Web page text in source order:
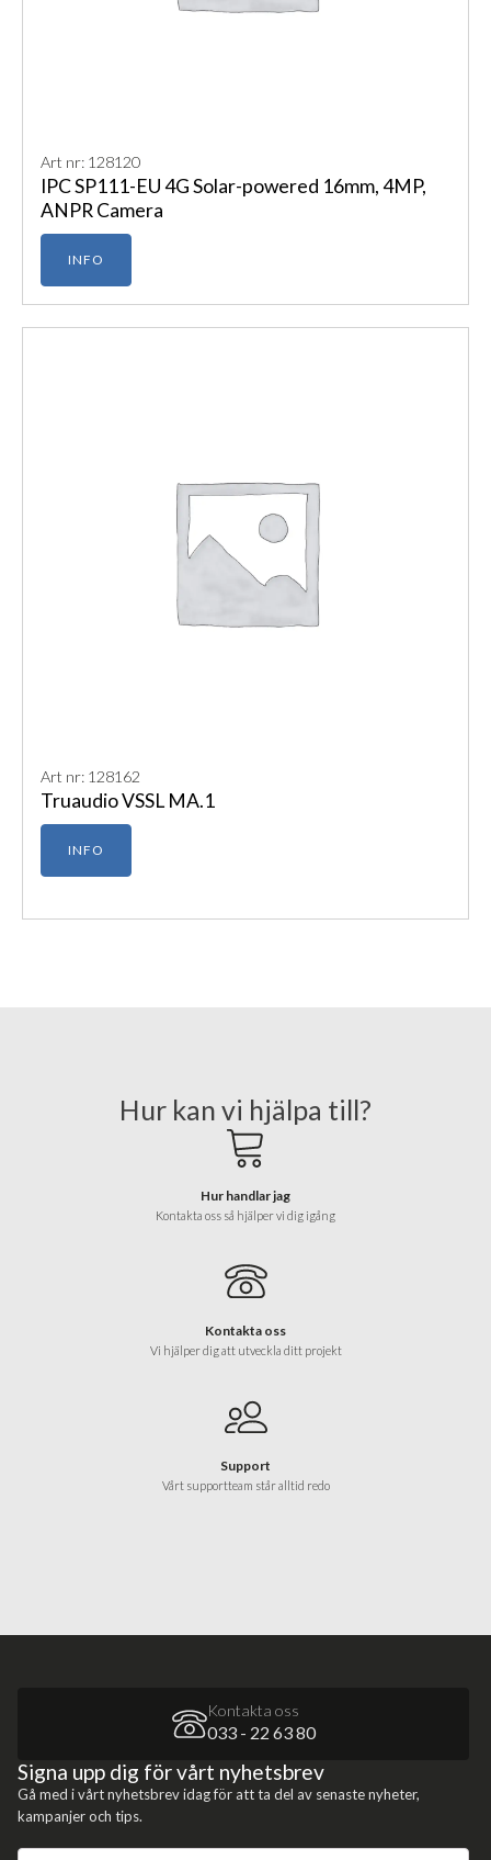
Art nr: 128120
IPC SP111-EU 4G Solar-powered 16mm, 4MP,
ANPR Camera
INFO
Art nr: 128162
Truaudio VSSL MA.1
INFO
Hur kan vi hjälpa till?
Hur handlar jag
Kontakta oss så hjälper vi dig igång
Kontakta oss
Vi hjälper dig att utveckla ditt projekt
Support
Vårt supportteam står alltid redo
Kontakta oss
033 - 22 63 80
Signa upp dig för vårt nyhetsbrev
Gå med i vårt nyhetsbrev idag för att ta del av senaste nyheter,
kampanjer och tips.